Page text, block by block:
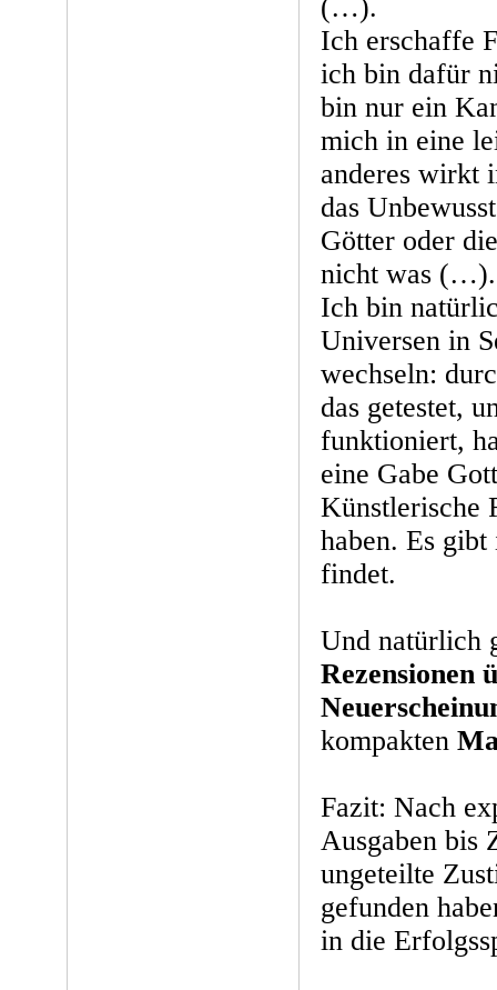
(…).
Ich erschaffe
ich bin dafür
bin nur ein
mich in eine
anderes wirkt
das
Götter oder
nicht was (…).
Ich bin
Universen in
wechseln:
das getestet,
funktioniert,
eine Gabe
Künstlerische
haben. Es
findet.
Und natürlich
Rezensionen
kompakten
Fazit: Nach
Ausgaben bis
ungeteilte
gefunden
in die